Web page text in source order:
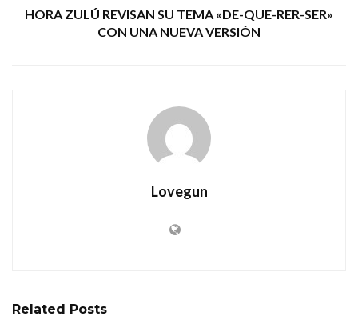
HORA ZULÚ REVISAN SU TEMA «DE-QUE-RER-SER»
CON UNA NUEVA VERSIÓN
Lovegun
Related Posts